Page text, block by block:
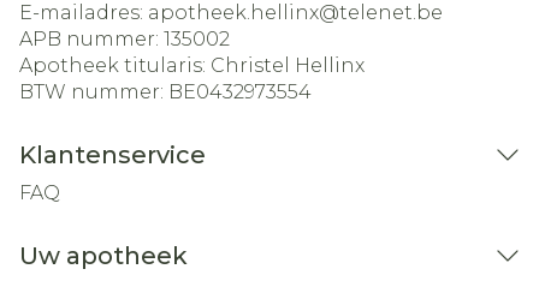
E-mailadres: apotheek.hellinx@telenet.be
APB nummer: 135002
Apotheek titularis: Christel Hellinx
BTW nummer: BE0432973554
Klantenservice
FAQ
Uw apotheek